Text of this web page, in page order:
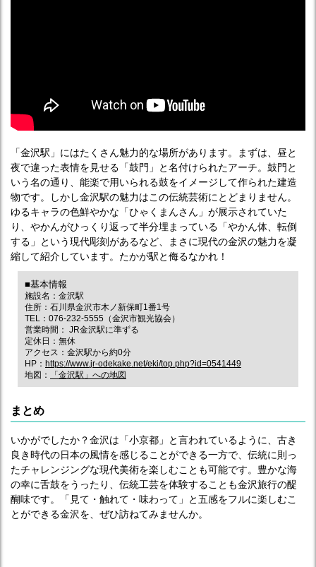
「金沢駅」にはたくさん魅力的な場所があります。まずは、昼と
夜で違った表情を見せる「鼓門」と名付けられたアーチ。鼓門と
いう名の通り、能楽で用いられる鼓をイメージして作られた建造
物です。しかし金沢駅の魅力はこの伝統芸術にとどまりません。
ゆるキャラの色鮮やかな「ひゃくまんさん」が展示されていた
り、やかんがひっくり返って半分埋まっている「やかん体、転倒
する」という現代彫刻があるなど、まさに現代の金沢の魅力を凝
縮して紹介しています。たかが駅と侮るなかれ！
■基本情報
施設名：金沢駅
住所：石川県金沢市木ノ新保町1番1号
TEL：076-232-5555（金沢市観光協会）
営業時間： JR金沢駅に準ずる
定休日：無休
アクセス：金沢駅から約0分
HP： https://www.jr-odekake.net/eki/top.php?id=0541449
地図：
「金沢駅」への地図
まとめ
いかがでしたか？金沢は「小京都」と言われているように、古き
良き時代の日本の風情を感じることができる一方で、伝統に則っ
たチャレンジングな現代美術を楽しむことも可能です。豊かな海
の幸に舌鼓をうったり、伝統工芸を体験することも金沢旅行の醍
醐味です。「見て・触れて・味わって」と五感をフルに楽しむこ
とができる金沢を、ぜひ訪ねてみませんか。